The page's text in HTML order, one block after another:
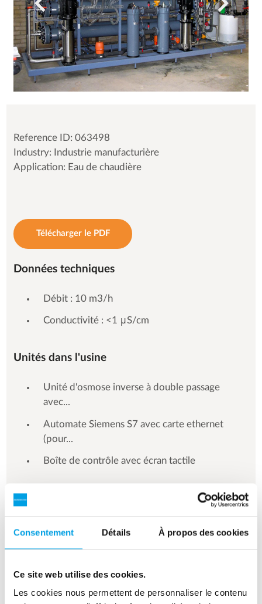
Consentement Détails À propos des cookies
Ce site web utilise des cookies.
Les cookies nous permettent de personnaliser le contenu
Reference ID: 063498
Industry: Industrie manufacturière
Application: Eau de chaudière
Télécharger le PDF
Données techniques
Débit : 10 m3/h
Conductivité : <1 μS/cm
Unités dans l'usine
Unité d'osmose inverse à double passage
avec...
Automate Siemens S7 avec carte ethernet
(pour...
Boîte de contrôle avec écran tactile
See more references
Affichage de 3 sur 154 références